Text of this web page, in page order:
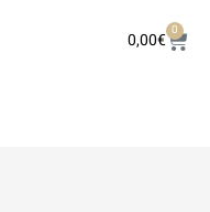
0,00€ 0